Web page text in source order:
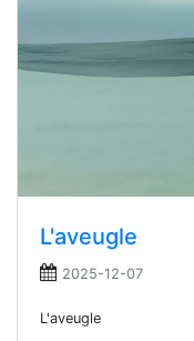
L'aveugle
2025-12-07
L'aveugle